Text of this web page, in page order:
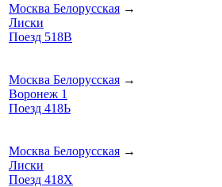
Москва Белорусская →
Лиски
Поезд 518В
Москва Белорусская →
Воронеж 1
Поезд 418Ь
Москва Белорусская →
Лиски
Поезд 418Х